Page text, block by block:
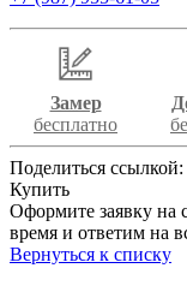
Замер
бесплатно
Поделиться ссылкой:
Купить
Оформите заявку на
время и ответим на
Вернуться к списку